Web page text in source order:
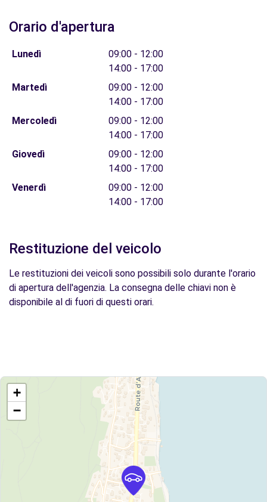
Orario d'apertura
Lunedì
09:00 - 12:00
14:00 - 17:00
Martedì
09:00 - 12:00
14:00 - 17:00
Mercoledì
09:00 - 12:00
14:00 - 17:00
Giovedì
09:00 - 12:00
14:00 - 17:00
Venerdì
09:00 - 12:00
14:00 - 17:00
Restituzione del veicolo
Le restituzioni dei veicoli sono possibili solo durante l'orario
di apertura dell'agenzia. La consegna delle chiavi non è
disponibile al di fuori di questi orari.
+
−